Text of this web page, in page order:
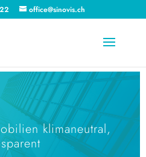
office@sinovis.ch
klimaneutral,